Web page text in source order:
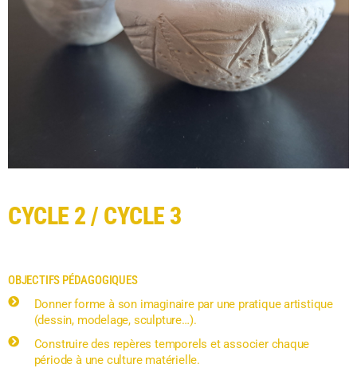
CYCLE 2 / CYCLE 3
OBJECTIFS PÉDAGOGIQUES
Donner forme à son imaginaire par une pratique artistique
(dessin, modelage, sculpture…).
Construire des repères temporels et associer chaque
période à une culture matérielle.